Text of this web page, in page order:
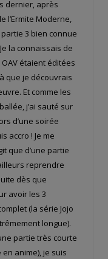
dernier, après
l’Ermite Moderne,
3 bien connue
la connaissais de
étaient éditées
que je découvrais
Et comme les
j’ai sauté sur
d’une soirée
accro ! Je me
que d’une partie
reprendre
dès que
avoir les 3
(la série Jojo
longue).
partie très courte
anime), je suis